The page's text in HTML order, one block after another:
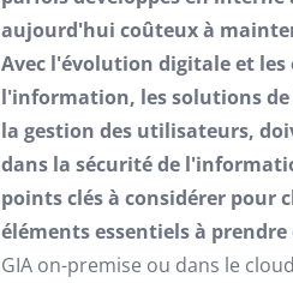
aujourd'hui coûteux à
Avec l'évolution digitale et les
l'information, les solutions
la gestion des utilisateurs,
dans la sécurité de
points clés à considérer pour
éléments essentiels à prendre
GIA on-premise ou dans le